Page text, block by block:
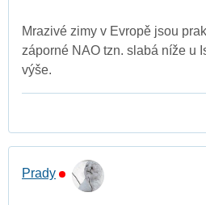
Mrazivé zimy v Evropě jsou
záporné NAO tzn. slabá níže u
výše.
Prady